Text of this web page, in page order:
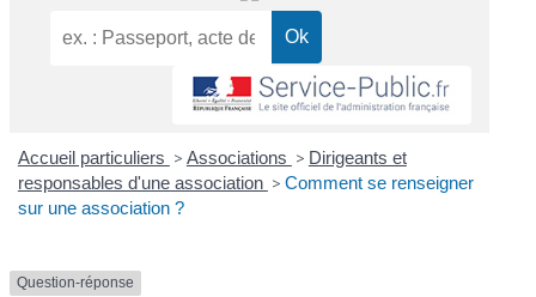
Accueil particuliers > Associations > Dirigeants et
responsables d'une association > Comment se renseigner
sur une association ?
Question-réponse